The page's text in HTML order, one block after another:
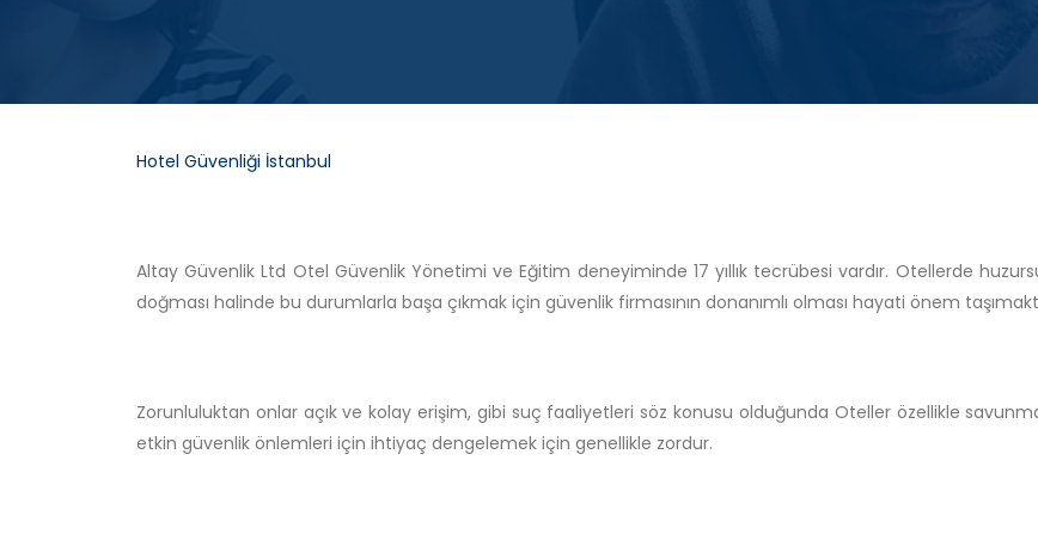
Hotel Güvenliği İstanbul
Altay Güvenlik Ltd Otel Güvenlik Yönetimi ve Eğitim deneyiminde 17 yıllık tecrübesi vardır. Otellerde
doğması halinde bu durumlarla başa çıkmak için güvenlik firmasının donanımlı olması hayati önem
Zorunluluktan onlar açık ve kolay erişim, gibi suç faaliyetleri söz konusu olduğunda Oteller özellikle
etkin güvenlik önlemleri için ihtiyaç dengelemek için genellikle zordur.